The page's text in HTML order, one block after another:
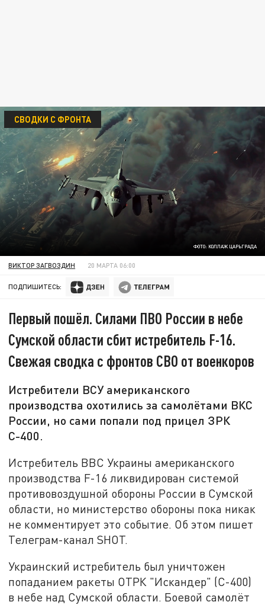
ФОТО: КОЛЛАЖ ЦАРЬГРАДА
СВОДКИ С ФРОНТА
ВИКТОР ЗАГВОЗДИН 20 МАРТА 06:00
ПОДПИШИТЕСЬ:
Первый пошёл. Силами ПВО России в небе
Сумской области сбит истребитель F-16.
Свежая сводка с фронтов СВО от военкоров
Истребители ВСУ американского
производства охотились за самолётами ВКС
России, но сами попали под прицел ЗРК
С-400.
Истребитель ВВС Украины американского
производства F-16 ликвидирован системой
противовоздушной обороны России в Сумской
области, но министерство обороны пока никак
не комментирует это событие. Об этом пишет
Телеграм-канал SHOT.
Украинский истребитель был уничтожен
попаданием ракеты ОТРК "Искандер" (С-400)
в небе над Сумской области. Боевой самолёт